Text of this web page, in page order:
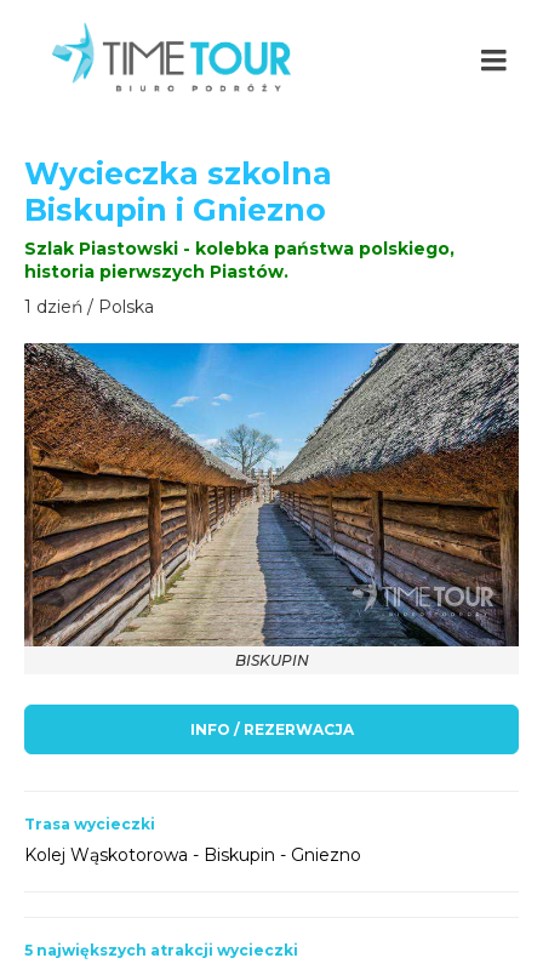
Wycieczka szkolna
Biskupin i Gniezno
Szlak Piastowski - kolebka państwa polskiego,
historia pierwszych Piastów.
1 dzień / Polska
BISKUPIN
INFO / REZERWACJA
Trasa wycieczki
Kolej Wąskotorowa - Biskupin - Gniezno
5 największych atrakcji wycieczki